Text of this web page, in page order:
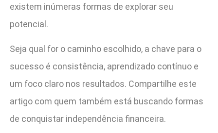
existem inúmeras formas de explorar seu
potencial.
Seja qual for o caminho escolhido, a chave para o
sucesso é consistência, aprendizado contínuo e
um foco claro nos resultados. Compartilhe este
artigo com quem também está buscando formas
de conquistar independência financeira.